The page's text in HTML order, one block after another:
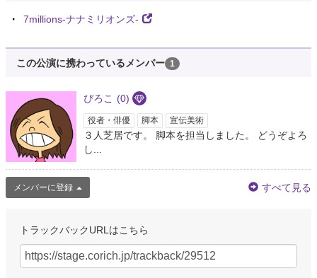
7millions-ナナミリオンズ-
この公演に携わっているメンバー 1
ぴろこ (0)
役者・俳優 脚本 宣伝美術
３人芝居です。 脚本を担当しました。 どうぞよろ
し...
メンバーに登録 すべて見る
トラックバックURLはこちら